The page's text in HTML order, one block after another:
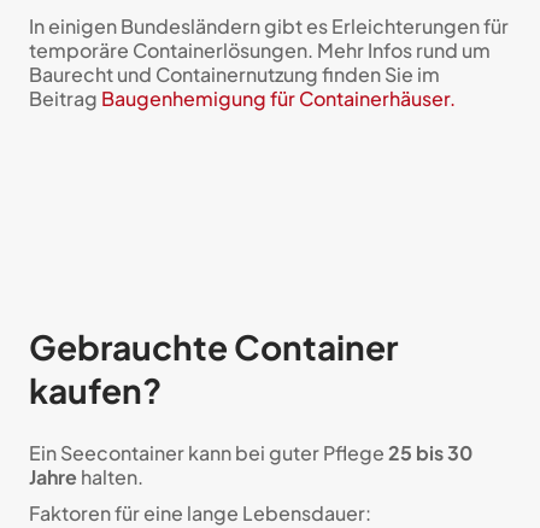
In einigen Bundesländern gibt es Erleichterungen für
temporäre Containerlösungen. Mehr Infos rund um
Baurecht und Containernutzung finden Sie im
Beitrag Baugenhemigung für Containerhäuser.
Gebrauchte Container
kaufen?
Ein Seecontainer kann bei guter Pflege25 bis 30
Jahrehalten.
Faktoren für eine lange Lebensdauer: